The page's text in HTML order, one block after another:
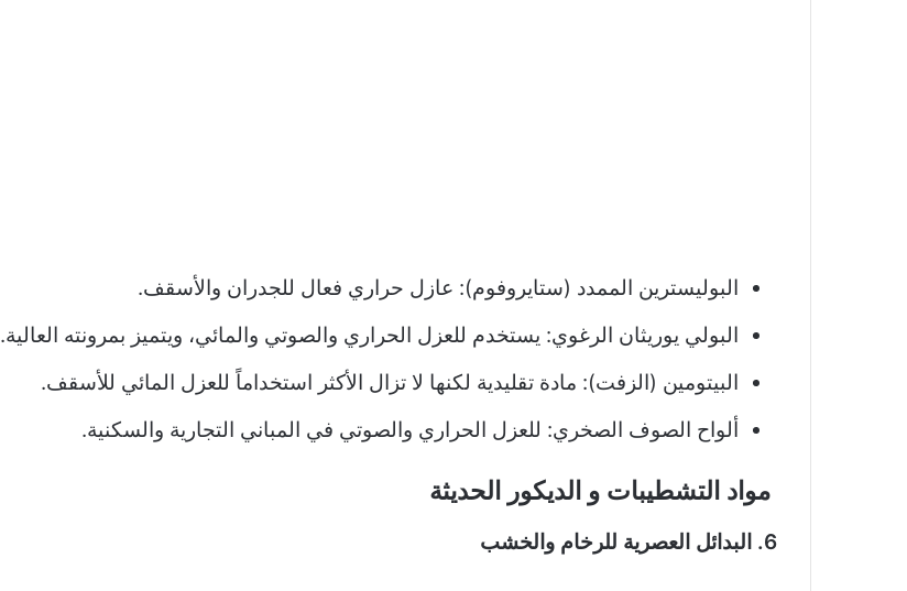
البوليسترين الممدد (ستايروفوم): عازل حراري فعال للجدران والأسقف.
البولي يوريثان الرغوي: يستخدم للعزل الحراري والصوتي والمائي، ويتميز بمرونته العالية.
البيتومين (الزفت): مادة تقليدية لكنها لا تزال الأكثر استخداماً للعزل المائي للأسقف.
ألواح الصوف الصخري: للعزل الحراري والصوتي في المباني التجارية والسكنية.
مواد التشطيبات و الديكور الحديثة
6. البدائل العصرية للرخام والخشب